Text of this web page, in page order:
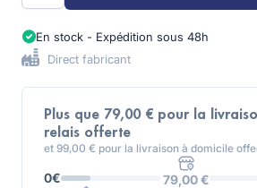
En stock - Expédition sous 48h
Direct fabricant
Plus que 79,00 € pour la
relais offerte
et 99,00 € pour la livraison à domicile
0€ 79,00 €